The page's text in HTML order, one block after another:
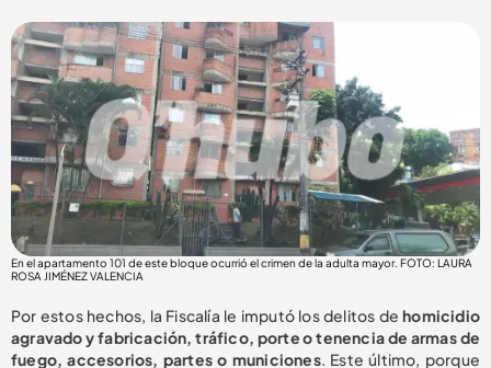
En el apartamento 101 de este bloque ocurrió el crimen de la adulta mayor. FOTO: LAURA
ROSA JIMÉNEZ VALENCIA
Por estos hechos, la Fiscalía le imputó los delitos dehomicidio
agravado y fabricación, tráfico, porte o tenencia de armas de
fuego, accesorios, partes o municiones. Este último, porque